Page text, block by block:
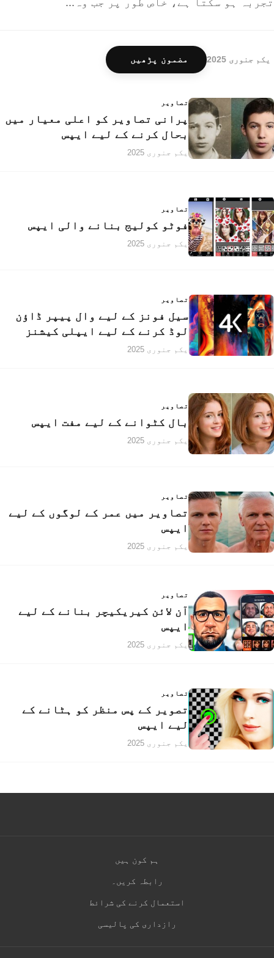
تجربہ ہو سکتا ہے، خاص طور پر جب وہ...
یکم جنوری 2025 مضمون پڑھیں
تصاویر
پرانی تصاویر کو اعلی معیار میں
بحال کرنے کے لیے ایپس
یکم جنوری 2025
تصاویر
فوٹو کولیج بنانے والی ایپس
یکم جنوری 2025
تصاویر
سیل فونز کے لیے وال پیپر ڈاؤن
لوڈ کرنے کے لیے ایپلی کیشنز
یکم جنوری 2025
تصاویر
بال کٹوانے کے لیے مفت ایپس
یکم جنوری 2025
تصاویر
تصاویر میں عمر کے لوگوں کے لیے
ایپس
یکم جنوری 2025
تصاویر
آن لائن کیریکیچر بنانے کے لیے
ایپس
یکم جنوری 2025
تصاویر
تصویر کے پس منظر کو ہٹانے کے
لیے ایپس
یکم جنوری 2025
ہم کون ہیں
رابطہ کریں۔
استعمال کرنے کی شرائط
رازداری کی پالیسی